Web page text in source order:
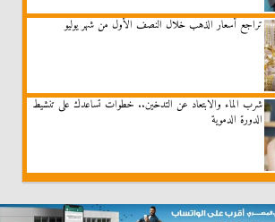
تراجع أسعار الذهب خلال النصف الأول من شهر يوليو
شرب الماء والابتعاد عن التدخين.. خطوات تساعدك على تنشيط
الدورة الدموية